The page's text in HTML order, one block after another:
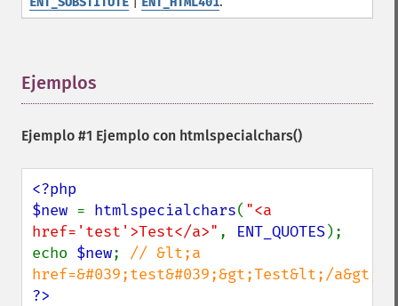
Ejemplos
Ejemplo #1 Ejemplo con htmlspecialchars()
<?php
$new = htmlspecialchars( "<a
href='test'>Test</a>" , ENT_QUOTES);
echo $new; // &lt;a
?>